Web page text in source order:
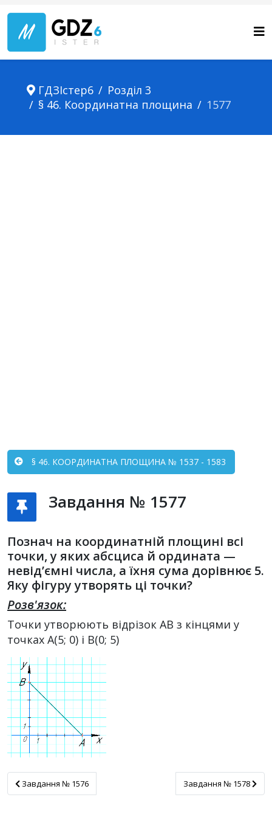
ГДЗІстер6
Розділ 3
§ 46. Координатна площина
1577
§ 46. КООРДИНАТНА ПЛОЩИНА № 1537 - 1583
Завдання № 1577
Познач на координатній площині всі
точки, у яких абсциса й ордината —
невід’ємні числа, а їхня сума дорівнює 5.
Яку фігуру утворять ці точки?
Розв'язок:
Точки утворюють відрізок АВ з кінцями у
точках А(5; 0) і В(0; 5)
Завдання № 1576
Завдання № 1576 Завдання № 1578
Завдання № 1578